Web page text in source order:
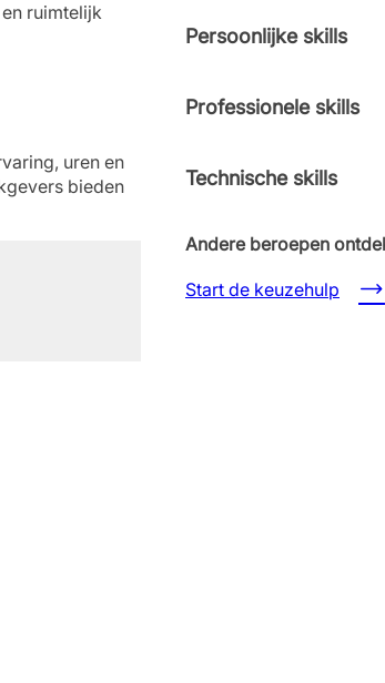
ruimtelijk
uren en
bieden
Persoonlijke skills
Professionele skills
Technische skills
Andere beroepen
Start de keuzehulp